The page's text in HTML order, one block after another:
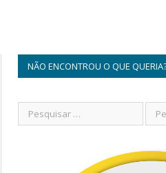
NÃO ENCONTROU O QUE